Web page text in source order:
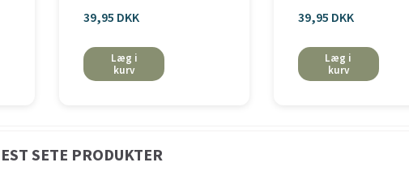
39,95 DKK
Læg i
kurv
39,95 DKK
Læg i
kurv
SETE PRODUKTER